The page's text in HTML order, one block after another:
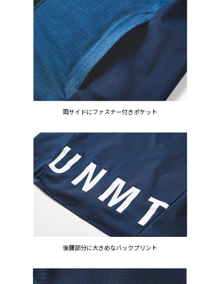
両サイドにファスナー付きポケット
後腰部分に大きめなバックプリント